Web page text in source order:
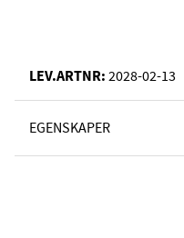
LEV.ARTNR: 2028-02-13
EGENSKAPER